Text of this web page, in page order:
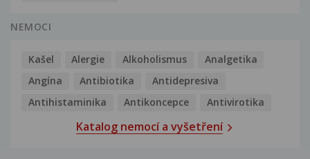
NEMOCI
Kašel Alergie Alkoholismus
Analgetika
Angína
Antibiotika
Antidepresiva
Antihistaminika
Antikoncepce Antivirotika
Katalog nemocí a vyšetření